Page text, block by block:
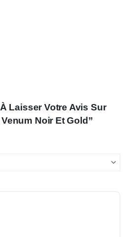
Laisser Votre Avis Sur
Noir Et Gold”